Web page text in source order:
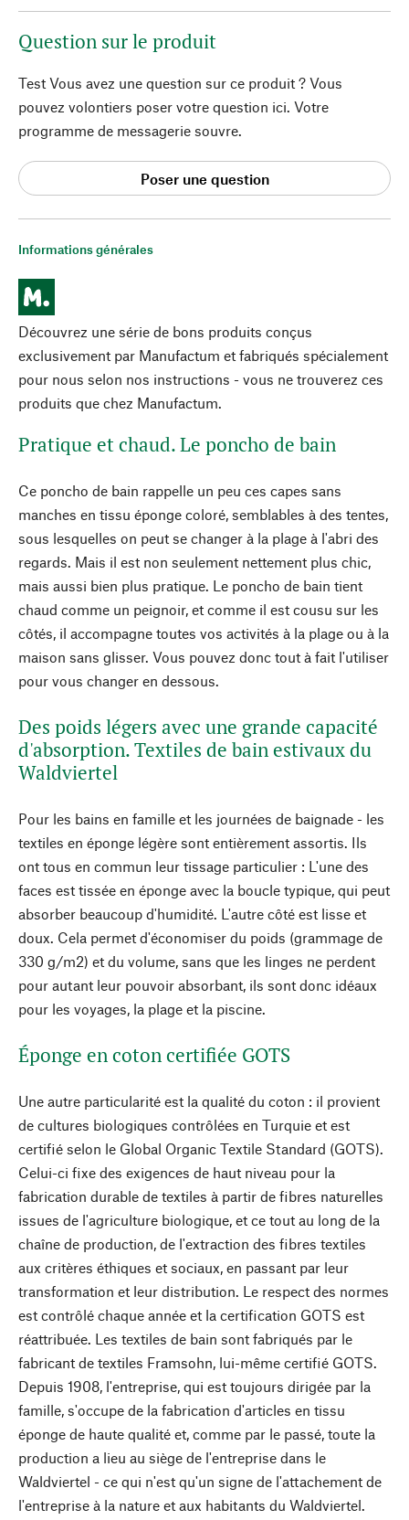
Informations générales
Découvrez une série de bons produits conçus
exclusivement par Manufactum et fabriqués spécialement
pour nous selon nos instructions - vous ne trouverez ces
produits que chez Manufactum.
Pratique et chaud. Le poncho de bain
Ce poncho de bain rappelle un peu ces capes sans
manches en tissu éponge coloré, semblables à des tentes,
sous lesquelles on peut se changer à la plage à l'abri des
regards. Mais il est non seulement nettement plus chic,
mais aussi bien plus pratique. Le poncho de bain tient
chaud comme un peignoir, et comme il est cousu sur les
côtés, il accompagne toutes vos activités à la plage ou à la
maison sans glisser. Vous pouvez donc tout à fait l'utiliser
pour vous changer en dessous.
Des poids légers avec une grande capacité
d'absorption. Textiles de bain estivaux du
Waldviertel
Pour les bains en famille et les journées de baignade - les
textiles en éponge légère sont entièrement assortis. Ils
ont tous en commun leur tissage particulier : L'une des
faces est tissée en éponge avec la boucle typique, qui peut
absorber beaucoup d'humidité. L'autre côté est lisse et
doux. Cela permet d'économiser du poids (grammage de
330 g/m2) et du volume, sans que les linges ne perdent
pour autant leur pouvoir absorbant, ils sont donc idéaux
pour les voyages, la plage et la piscine.
Éponge en coton certifiée GOTS
Une autre particularité est la qualité du coton : il provient
de cultures biologiques contrôlées en Turquie et est
certifié selon le Global Organic Textile Standard (GOTS).
Celui-ci fixe des exigences de haut niveau pour la
fabrication durable de textiles à partir de fibres naturelles
issues de l'agriculture biologique, et ce tout au long de la
chaîne de production, de l'extraction des fibres textiles
aux critères éthiques et sociaux, en passant par leur
transformation et leur distribution. Le respect des normes
est contrôlé chaque année et la certification GOTS est
réattribuée. Les textiles de bain sont fabriqués par le
fabricant de textiles Framsohn, lui-même certifié GOTS.
Depuis 1908, l'entreprise, qui est toujours dirigée par la
famille, s'occupe de la fabrication d'articles en tissu
éponge de haute qualité et, comme par le passé, toute la
production a lieu au siège de l'entreprise dans le
Waldviertel - ce qui n'est qu'un signe de l'attachement de
l'entreprise à la nature et aux habitants du Waldviertel.
Question sur le produit
Test Vous avez une question sur ce produit ? Vous
pouvez volontiers poser votre question ici. Votre
programme de messagerie souvre.
Poser une question